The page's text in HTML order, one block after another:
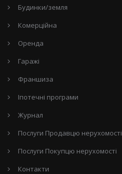
Будинки/земля
Комерційна
Оренда
Гаражі
Франшиза
Іпотечні програми
Журнал
Послуги Продавцю нерухомості
Послуги Покупцю нерухомості
Контакти